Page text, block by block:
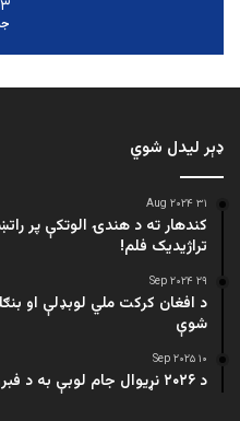
ډېر لیدل شوي
۳۱ Aug ۲۰۲۴
کندهار ته د هندۍ الوتکې پر
تراژيديک فلم!
۲۹ Sep ۲۰۲۴
د افغان کرکت ملي لوبډلې او
شوې
۱۰ Sep ۲۰۲۵
د ۲۰۲۶ نړیوال جام لوبې به د فبرورۍ په ۷مه پیل شي